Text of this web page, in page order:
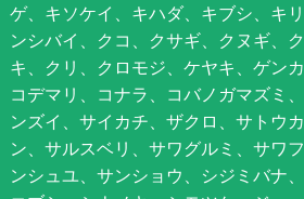
ゲ、キソケイ、キハダ、キブシ、キ
ンシバイ、クコ、クサギ、クヌギ、
キ、クリ、クロモジ、ケヤキ、ゲン
コデマリ、コナラ、コバノガマズミ
ンズイ、サイカチ、ザクロ、サトウ
ン、サルスベリ、サワグルミ、サワ
ンシュユ、サンショウ、シジミバナ